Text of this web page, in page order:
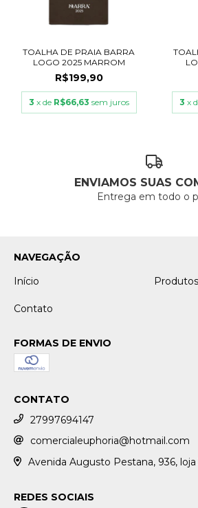
TOALHA DE PRAIA BARRA
LOGO 2025 MARROM
R$199,90
3 x de R$66,63 sem juros 3 x
ENVIAMOS SUAS
Entrega em todo o
NAVEGAÇÃO
Início
Produtos
Contato
FORMAS DE ENVIO
CONTATO
27997694147
comercialeuphoria@hotmail.com
Avenida Augusto Pestana, 936, loja
REDES SOCIAIS